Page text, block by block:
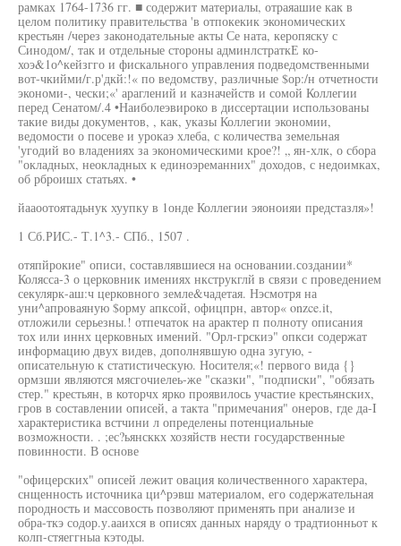
рамках 1764-1736 гг. ■ содержит материалы, отраяашие как в
целом политику правительства 'в отпокекик экономических
крестьян /через законодательные акты Се ната, керопяску с
Синодом/, так и отдельные стороны админлстраткЕ ко-
хоэ&1о^кейзгго и фискального управления подведомственными
вот-чкийми/г.р'дкй:!« по ведомству, различные $ор:/н отчетности
экономи-, чески;«' араглений и казначейств и сомой Коллегии
перед Сенатом/.4 •Наиболеэвироко в диссертации использованы
такие виды документов, , как, указы Коллегии экономии,
ведомости о посеве и урокаэ хлеба, с количества земельная
'угодий во владениях за экономическими крое?! „ ян-хлк, о сбора
"окладных, неокладных к единоэреманних" доходов, с недоимках,
об рброишх статьях. •
йааоотоятадьнук хуупку в 1онде Коллегии эяоноияи предстазля»!
1 Сб.РИС.- Т.1^3.- СПб., 1507 .
отяпйрокие" описи, составлявшиеся на основании.создании*
Колясса-3 о церковник имениях нкструкглй в связи с проведением
секулярк-аш:ч церковного земле&чадетая. Нэсмотря на
уни^апроваяную $орму апксой, офицпрн, автор« onzce.it,
отложили серьезны.! отпечаток на арактер п полноту описания
тох или иннх церковных имений. "Орл-грскиэ" опкси содержат
информацию двух видев, дополнявшую одна зугую, -
описательную к статистическую. Носителя;«! первого вида {}
ормзши являются мясгочиелеь-же "сказки", "подписки", "обязать
стер." крестьян, в которчх ярко проявилось участие крестьянских,
гров в составлении описей, а такта "примечания" онеров, где да-I
характеристика встчини л определены потенциальные
возможности. . ;ес?ьянсккх хозяйств нести государственные
повинности. В основе
"офицерских" описей лежит овация количественного характера,
снщенность источника ци^рэвш материалом, его содержательная
породность и массовость позволяют применять при анализе и
обра-ткэ содор.у.ааихся в описях данных наряду о традтионньот к
колп-стяеггныа кэтоды.